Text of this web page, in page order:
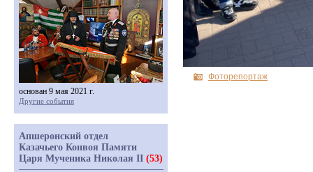
Фоторепортаж
основан 9 мая 2021 г.
Другие события
Апшеронский отдел
Казачьего Конвоя Памяти
Царя Мученика Николая II (53)